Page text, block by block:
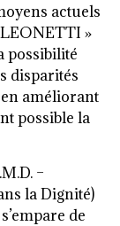
actuels
»
possibilité
disparités
améliorant
possible la
–
la Dignité)
de